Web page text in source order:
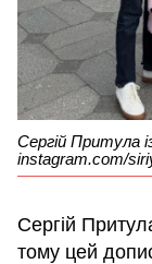
Сергій Притула
instagram.com/
Сергій
тому цей